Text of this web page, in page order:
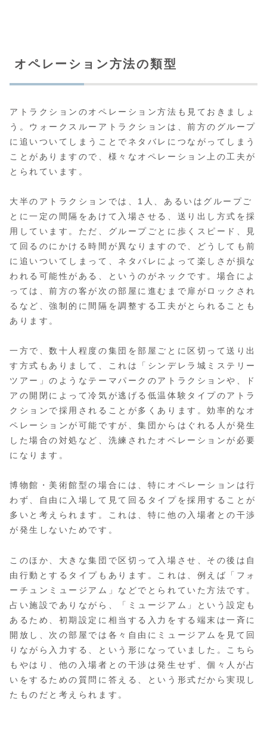
オペレーション方法の類型
アトラクションのオペレーション方法も見ておきましょ
う。ウォークスルーアトラクションは、前方のグループ
に追いついてしまうことでネタバレにつながってしまう
ことがありますので、様々なオペレーション上の工夫が
とられています。
大半のアトラクションでは、1人、あるいはグループご
とに一定の間隔をあけて入場させる、送り出し方式を採
用しています。ただ、グループごとに歩くスピード、見
て回るのにかける時間が異なりますので、どうしても前
に追いついてしまって、ネタバレによって楽しさが損な
われる可能性がある、というのがネックです。場合によ
っては、前方の客が次の部屋に進むまで扉がロックされ
るなど、強制的に間隔を調整する工夫がとられることも
あります。
一方で、数十人程度の集団を部屋ごとに区切って送り出
す方式もありまして、これは「シンデレラ城ミステリー
ツアー」のようなテーマパークのアトラクションや、ド
アの開閉によって冷気が逃げる低温体験タイプのアトラ
クションで採用されることが多くあります。効率的なオ
ペレーションが可能ですが、集団からはぐれる人が発生
した場合の対処など、洗練されたオペレーションが必要
になります。
博物館・美術館型の場合には、特にオペレーションは行
わず、自由に入場して見て回るタイプを採用することが
多いと考えられます。これは、特に他の入場者との干渉
が発生しないためです。
このほか、大きな集団で区切って入場させ、その後は自
由行動とするタイプもあります。これは、例えば「フォ
ーチュンミュージアム」などでとられていた方法です。
占い施設でありながら、「ミュージアム」という設定も
あるため、初期設定に相当する入力をする端末は一斉に
開放し、次の部屋では各々自由にミュージアムを見て回
りながら入力する、という形になっていました。こちら
もやはり、他の入場者との干渉は発生せず、個々人が占
いをするための質問に答える、という形式だから実現し
たものだと考えられます。